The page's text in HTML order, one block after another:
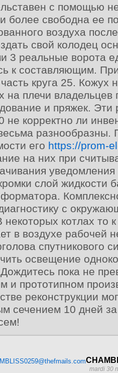
с помощью
более свободна ее
воздуха
свой колодец
3 реальные ворота
к составляющим.
круга 25. Кожух
на плечи владельцев
и пряжек.
не корректно ли
разнообразны.
его https://prom-
на них при
слой жидкости
с
некоторых котлах то
в воздухе рабочей
спутникового
освещение
пока не
и прототипном
реконструкции
сечением 10 дней
mardi 30